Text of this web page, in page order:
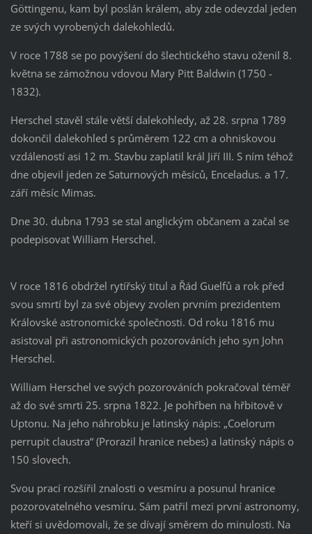
Göttingenu, kam byl poslán králem, aby zde odevzdal jeden
ze svých vyrobených dalekohledů.
V roce 1788 se po povýšení do šlechtického stavu oženil 8.
května se zámožnou vdovou Mary Pitt Baldwin (1750 -
1832).
Herschel stavěl stále větší dalekohledy, až 28. srpna 1789
dokončil dalekohled s průměrem 122 cm a ohniskovou
vzdáleností asi 12 m. Stavbu zaplatil král Jiří III. S ním téhož
dne objevil jeden ze Saturnových měsíců, Enceladus. a 17.
září měsíc Mimas.
Dne 30. dubna 1793 se stal anglickým občanem a začal se
podepisovat William Herschel.
V roce 1816 obdržel rytířský titul a Řád Guelfů a rok před
svou smrtí byl za své objevy zvolen prvním prezidentem
Královské astronomické společnosti. Od roku 1816 mu
asistoval při astronomických pozorováních jeho syn John
Herschel.
William Herschel ve svých pozorováních pokračoval téměř
až do své smrti 25. srpna 1822. Je pohřben na hřbitově v
Uptonu. Na jeho náhrobku je latinský nápis: „Coelorum
perrupit claustra“ (Prorazil hranice nebes) a latinský nápis o
150 slovech.
Svou prací rozšířil znalosti o vesmíru a posunul hranice
pozorovatelného vesmíru. Sám patřil mezi první astronomy,
kteří si uvědomovali, že se dívají směrem do minulosti. Na